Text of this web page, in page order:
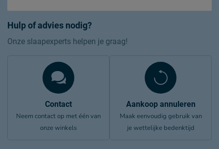
Hulp of advies nodig?
Onze slaapexperts helpen je graag!
Contact
Neem contact op met één van
onze winkels
Aankoop annuleren
Maak eenvoudig gebruik van
je wettelijke bedenktijd